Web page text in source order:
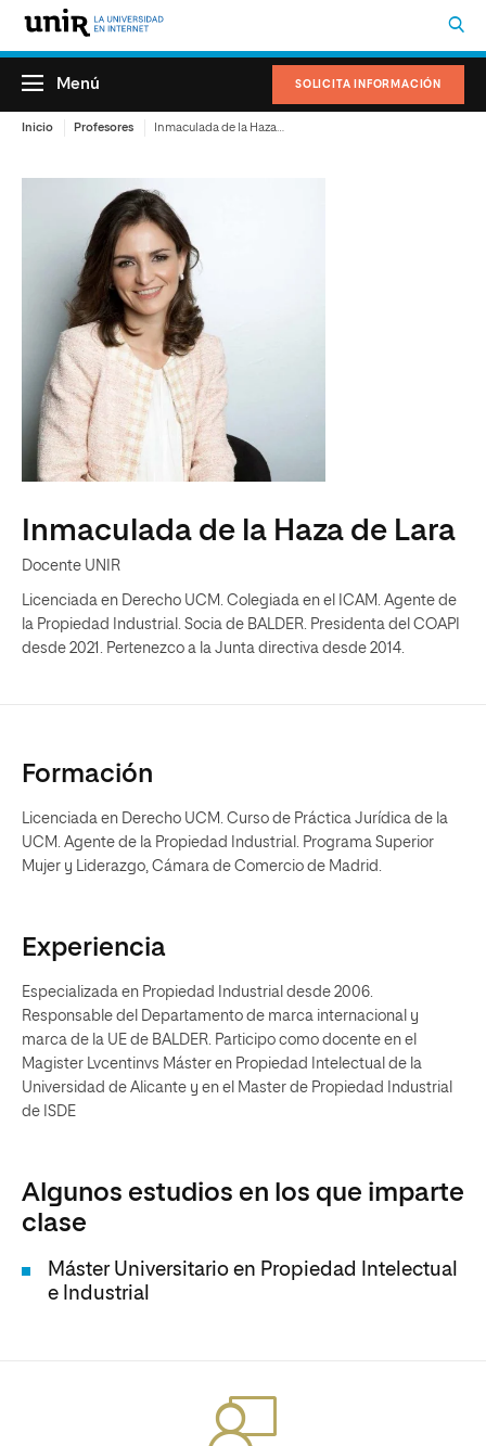
SOLICITA INFORMACIÓN
Menú
Inicio Profesores
Inmaculada de la Haza de Lara
Docente UNIR
Licenciada en Derecho UCM. Colegiada en el ICAM. Agente de
la Propiedad Industrial. Socia de BALDER. Presidenta del COAPI
desde 2021. Pertenezco a la Junta directiva desde 2014.
Formación
Licenciada en Derecho UCM. Curso de Práctica Jurídica de la
UCM. Agente de la Propiedad Industrial. Programa Superior
Mujer y Liderazgo, Cámara de Comercio de Madrid.
Experiencia
Especializada en Propiedad Industrial desde 2006.
Responsable del Departamento de marca internacional y
marca de la UE de BALDER. Participo como docente en el
Magister Lvcentinvs Máster en Propiedad Intelectual de la
Universidad de Alicante y en el Master de Propiedad Industrial
de ISDE
Algunos estudios en los que imparte
clase
Máster Universitario en Propiedad Intelectual
e Industrial